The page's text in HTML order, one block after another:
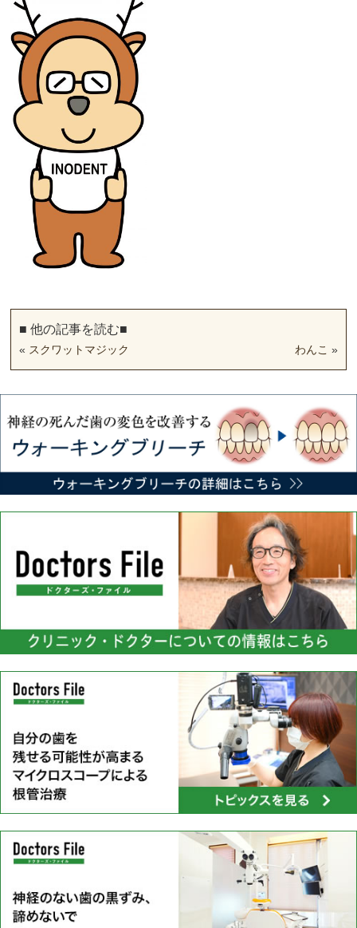
■ 他の記事を読む■
« スクワットマジック わんこ »